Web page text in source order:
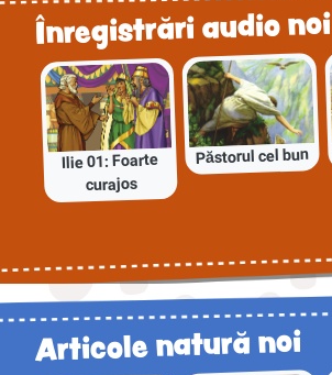
Înregistrări audio noi
Ilie 01: Foarte
curajos
Păstorul cel bun
Articole natură noi